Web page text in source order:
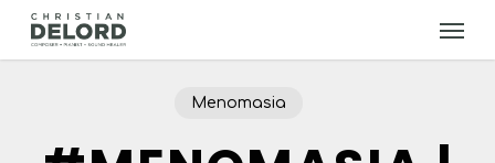
Skip
main
Menu
Menomasia